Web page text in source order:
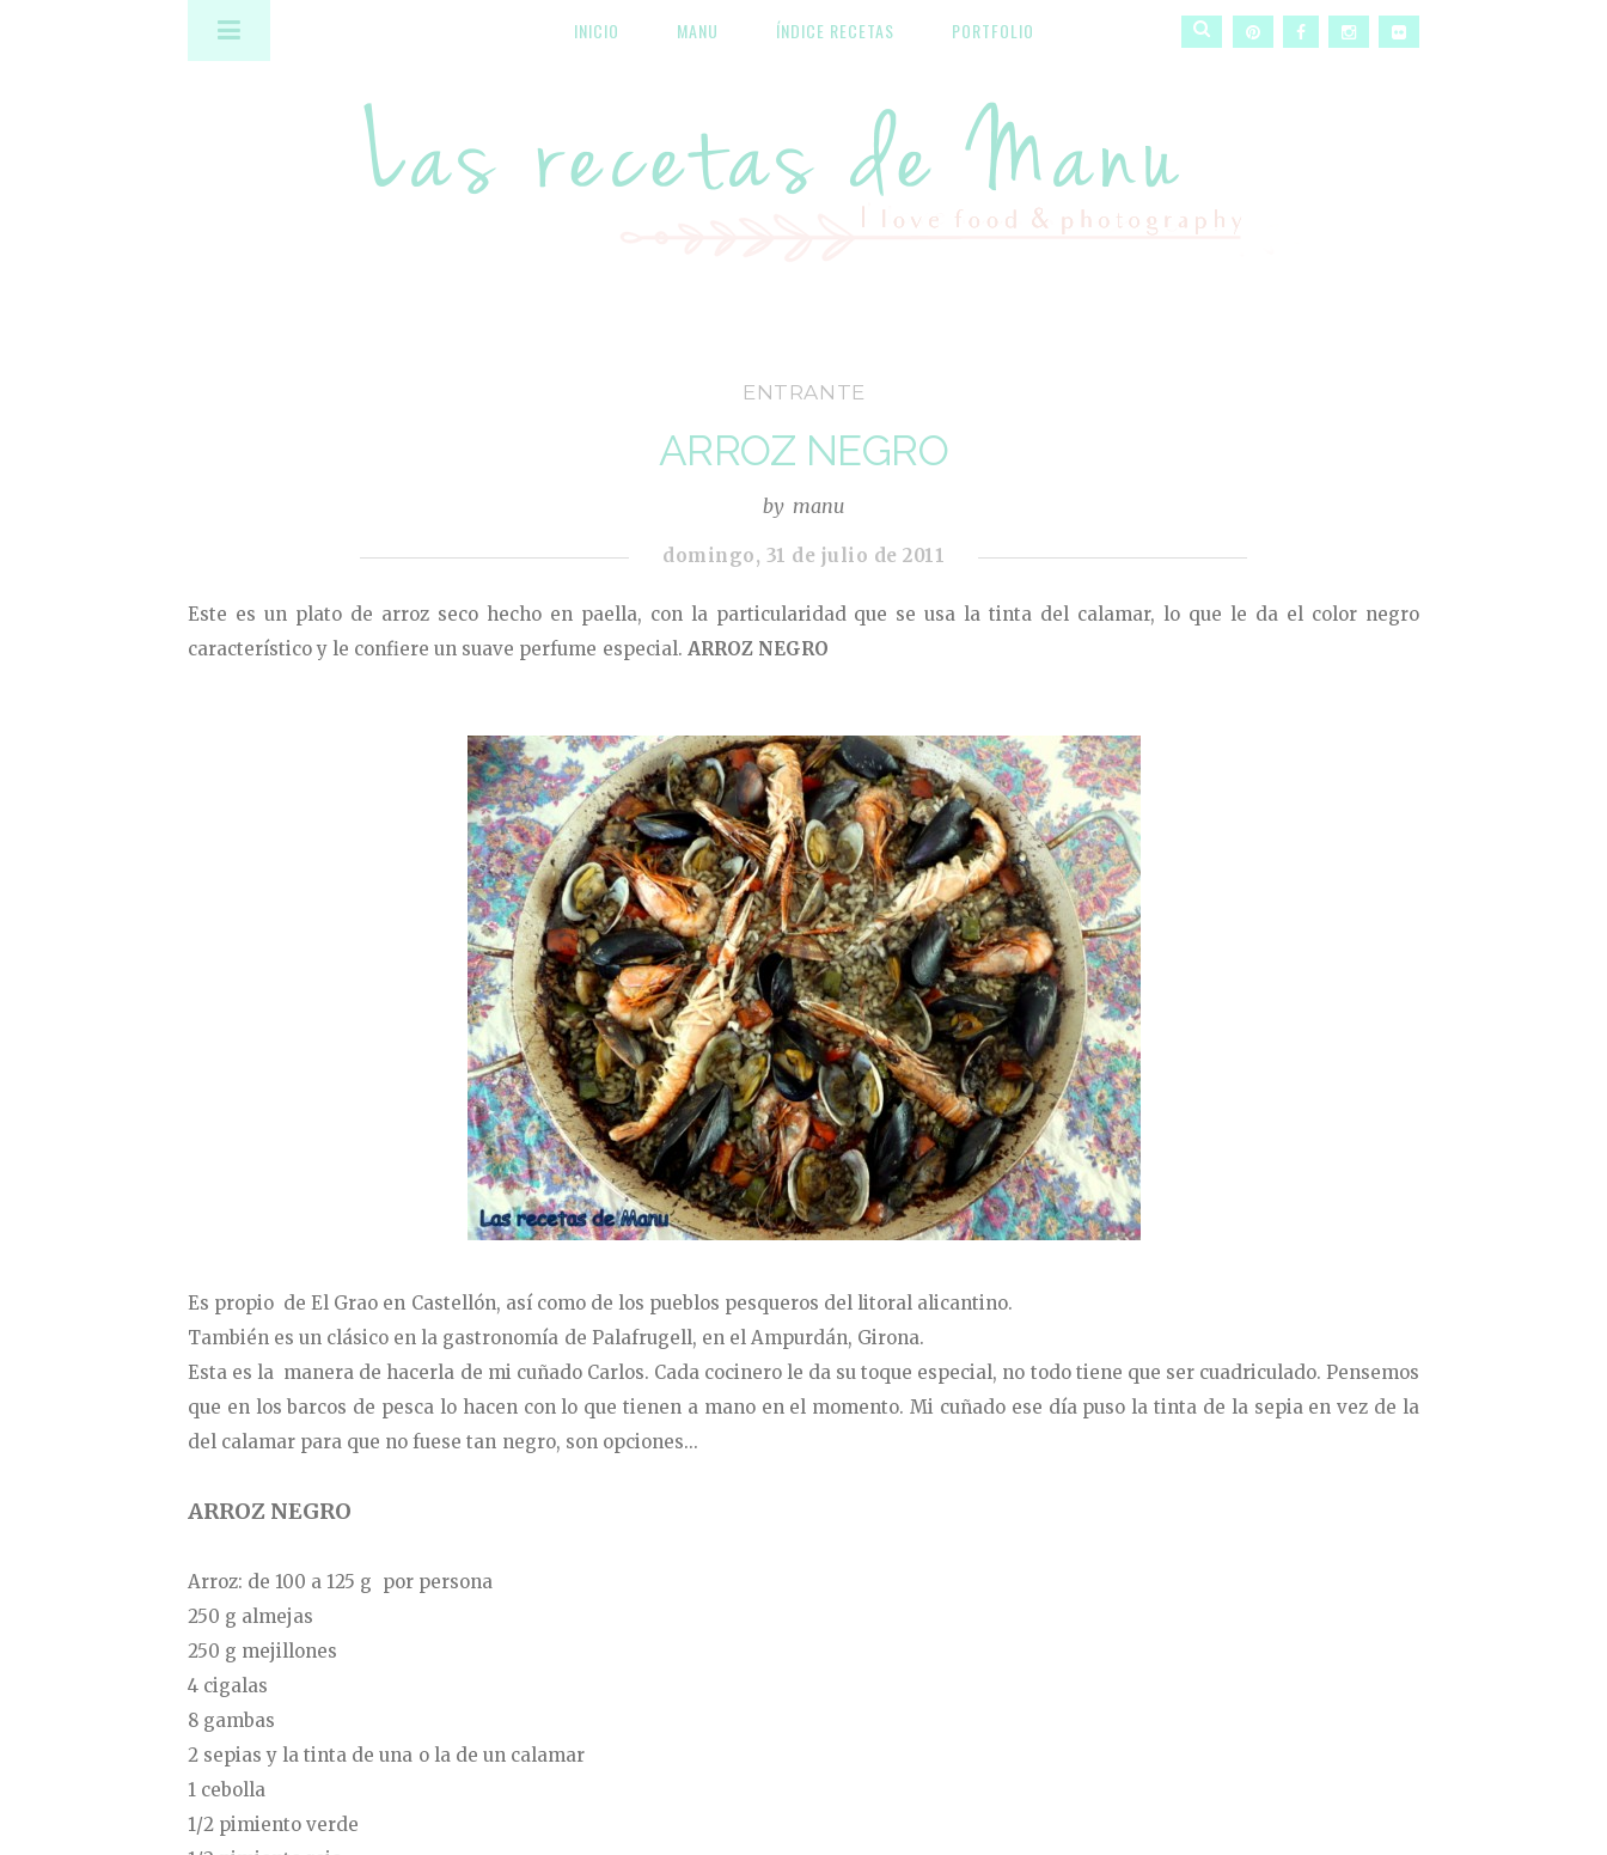
INICIO MANU ÍNDICE RECETAS PORTFOLIO
Las recetas de Manu
ENTRANTE
ARROZ NEGRO
by manu
domingo, 31 de julio de 2011
Este es un plato de arroz seco hecho en paella, con la particularidad que se usa la tinta del calamar, lo que le da el color negro
característico y le confiere un suave perfume especial. ARROZ NEGRO
Es propio de El Grao en Castellón, así como de los pueblos pesqueros del litoral alicantino.
También es un clásico en la gastronomía de Palafrugell, en el Ampurdán, Girona.
Esta es la manera de hacerla de mi cuñado Carlos. Cada cocinero le da su toque especial, no todo tiene que ser cuadriculado. Pensemos
que en los barcos de pesca lo hacen con lo que tienen a mano en el momento. Mi cuñado ese día puso la tinta de la sepia en vez de la
del calamar para que no fuese tan negro, son opciones...
ARROZ NEGRO
Arroz: de 100 a 125 g por persona
250 g almejas
250 g mejillones
4 cigalas
8 gambas
2 sepias y la tinta de una o la de un calamar
1 cebolla
1/2 pimiento verde